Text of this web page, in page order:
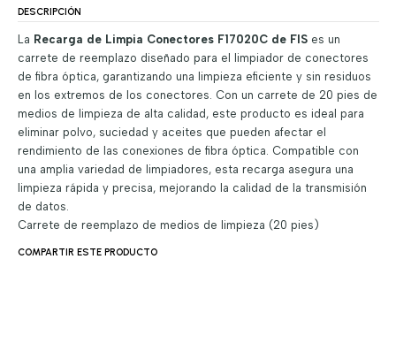
DESCRIPCIÓN
La Recarga de Limpia Conectores F17020C de FISes un
carrete de reemplazo diseñado para el limpiador de conectores
de fibra óptica, garantizando una limpieza eficiente y sin residuos
en los extremos de los conectores. Con un carrete de 20 pies de
medios de limpieza de alta calidad, este producto es ideal para
eliminar polvo, suciedad y aceites que pueden afectar el
rendimiento de las conexiones de fibra óptica. Compatible con
una amplia variedad de limpiadores, esta recarga asegura una
limpieza rápida y precisa, mejorando la calidad de la transmisión
de datos.
Carrete de reemplazo de medios de limpieza (20 pies)
COMPARTIR ESTE PRODUCTO